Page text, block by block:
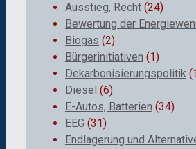
Ausstieg, Recht (24)
Bewertung der
Biogas (2)
Bürgerinitiativen (1)
Dekarbonisierungspolitik
Diesel (6)
E-Autos, Batterien (34)
EEG (31)
Endlagerung und